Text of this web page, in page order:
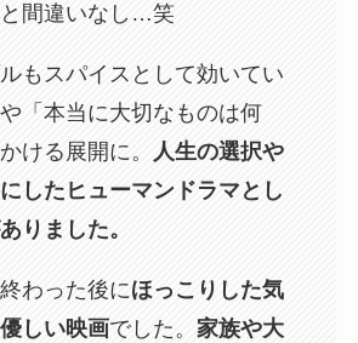
間違いなし…笑
もスパイスとして効いてい
「本当に大切なものは何
ける展開に。
人生の選択や
したヒューマンドラマとし
りました。
わった後にほっこりした気
しい映画でした。 家族や大